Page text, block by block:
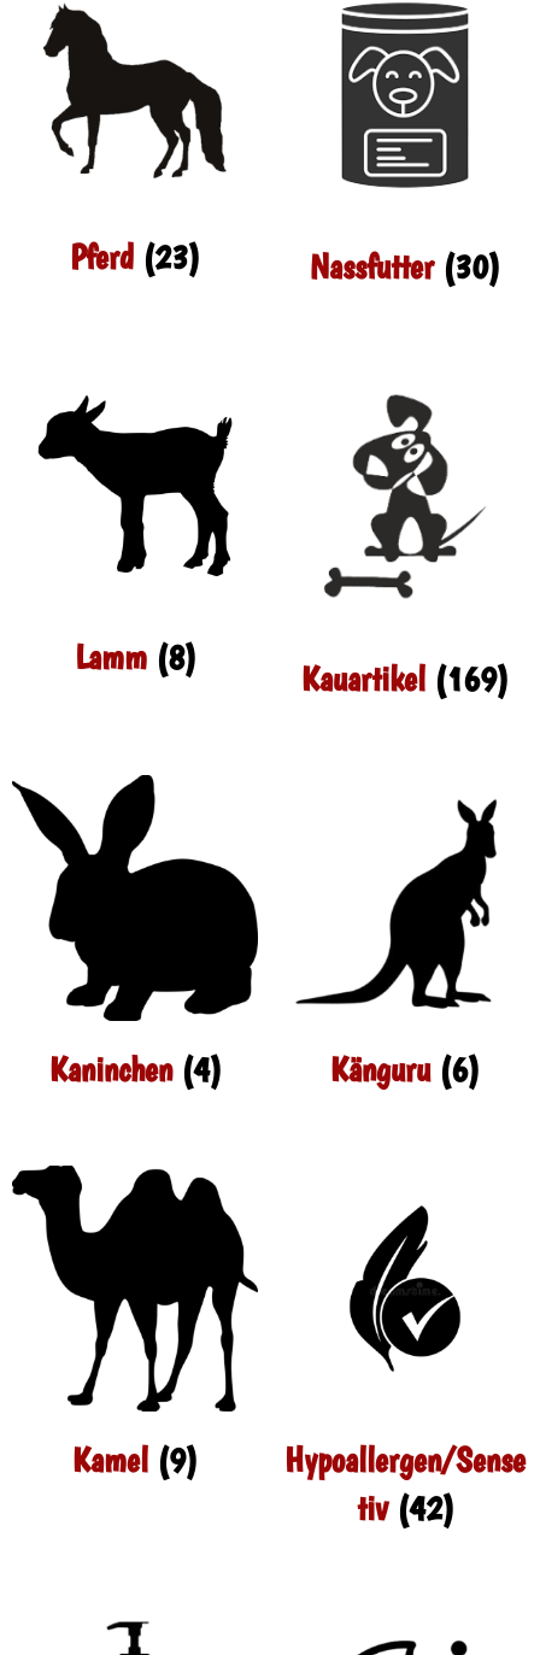
Pferd (23) Nassfutter (30)
Lamm (8)
Kauartikel (169)
Kaninchen (4) Känguru (6)
Kamel (9)
Hypoallergen/Sense
tiv (42)